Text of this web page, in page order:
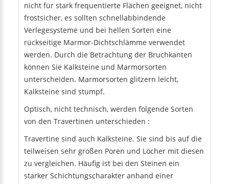
nicht für stark frequentierte Flächen geeignet, nicht
frostsicher, es sollten schnellabbindende
Verlegesysteme und bei hellen Sorten eine
rückseitige Marmor-Dichtschlämme verwendet
werden. Durch die Betrachtung der Bruchkanten
können Sie Kalksteine und Marmorsorten
unterscheiden. Marmorsorten glitzern leicht,
Kalksteine sind stumpf.
Optisch, nicht technisch, werden folgende Sorten
von den Travertinen unterschieden :
Travertine sind auch Kalksteine. Sie sind bis auf die
teilweisen sehr großen Poren und Löcher mit diesen
zu vergleichen. Häufig ist bei den Steinen ein
starker Schichtungscharakter anhand einer